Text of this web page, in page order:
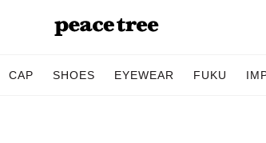
CAP SHOES EYEWEAR FUKU